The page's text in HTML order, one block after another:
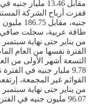
جنيه،
الفترة نفسها من العام
9.78 مليار جنيه في
القوائم غير المجمعة،
96.07 مليون جنيه في الفترة نفسها من العام الماضي.